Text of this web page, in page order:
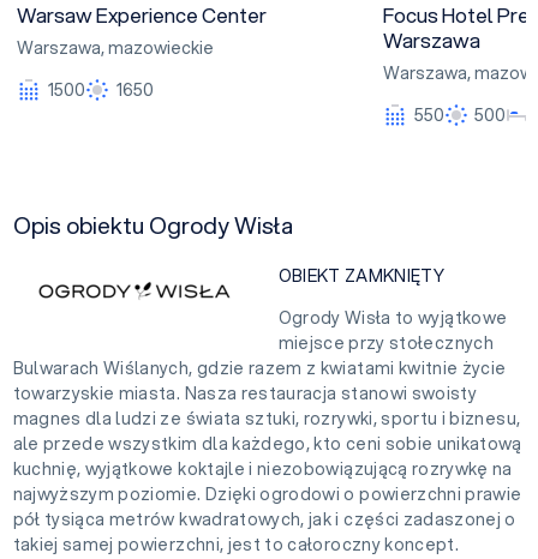
Warsaw Experience Center
Warszawa,mazowieckie
1500
1650
Focus Hotel
Warszawa
Warszawa,
550
500
Opis obiektu Ogrody Wisła
OBIEKT ZAMKNIĘTY
Ogrody Wisła to wyjątkowe
miejsce przy stołecznych
Bulwarach Wiślanych, gdzie razem z kwiatami kwitnie życie
towarzyskie miasta. Nasza restauracja stanowi swoisty
magnes dla ludzi ze świata sztuki, rozrywki, sportu i biznesu,
ale przede wszystkim dla każdego, kto ceni sobie unikatową
kuchnię, wyjątkowe koktajle i niezobowiązującą rozrywkę na
najwyższym poziomie. Dzięki ogrodowi o powierzchni prawie
pół tysiąca metrów kwadratowych, jak i części zadaszonej o
takiej samej powierzchni, jest to całoroczny koncept.